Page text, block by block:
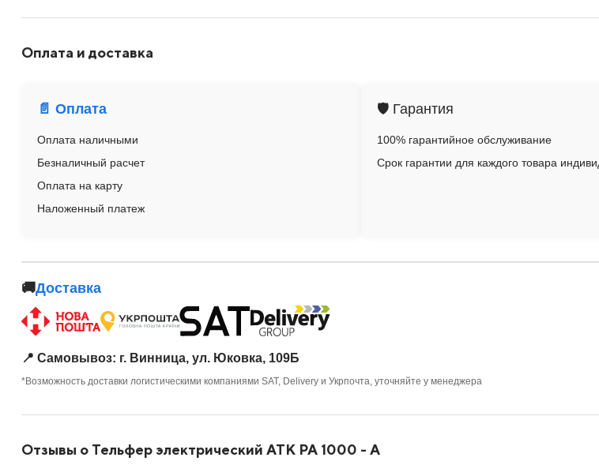
Оплата и доставка
📄 Оплата
Оплата наличными
Безналичный расчет
Оплата на карту
Наложенный платеж
🛡️ Гарантия
100% гарантийное обслуживание
Срок гарантии для каждого товара
🚚Доставка
📍 Самовывоз: г. Винница, ул. Юковка, 109Б
*Возможность доставки логистическими компаниями SAT, Delivery и Укрпочта, уточняйте у менеджера
Отзывы о Тельфер электрический АТК РА 1000 - А